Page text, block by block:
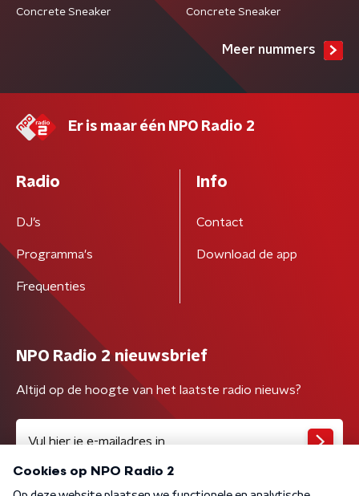
Concrete Sneaker
Concrete Sneaker
Meer nummers
Er is maar één NPO Radio 2
Radio
DJ’s
Programma's
Frequenties
Info
Contact
Download de app
NPO Radio 2 nieuwsbrief
Altijd op de hoogte van het laatste radio nieuws?